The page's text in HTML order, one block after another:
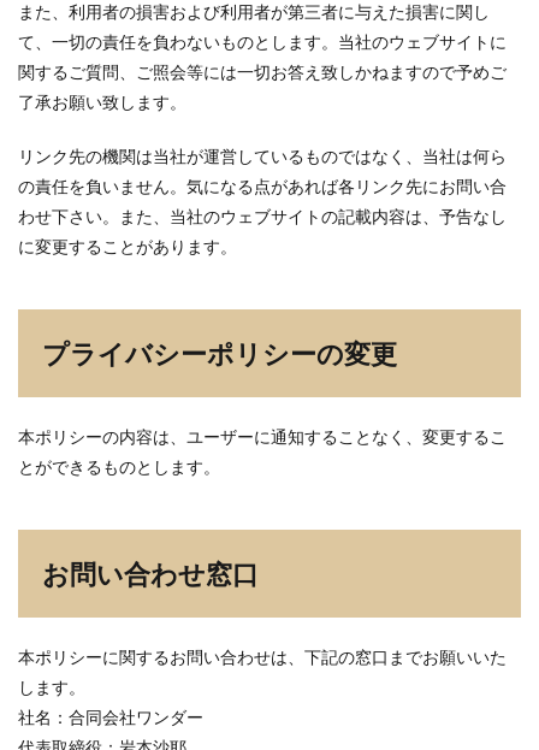
また、利用者の損害および利用者が第三者に与えた損害に関し
て、一切の責任を負わないものとします。当社のウェブサイトに
関するご質問、ご照会等には一切お答え致しかねますので予めご
了承お願い致します。
リンク先の機関は当社が運営しているものではなく、当社は何ら
の責任を負いません。気になる点があれば各リンク先にお問い合
わせ下さい。また、当社のウェブサイトの記載内容は、予告なし
に変更することがあります。
プライバシーポリシーの変更
本ポリシーの内容は、ユーザーに通知することなく、変更するこ
とができるものとします。
お問い合わせ窓口
本ポリシーに関するお問い合わせは、下記の窓口までお願いいた
します。
社名：合同会社ワンダー